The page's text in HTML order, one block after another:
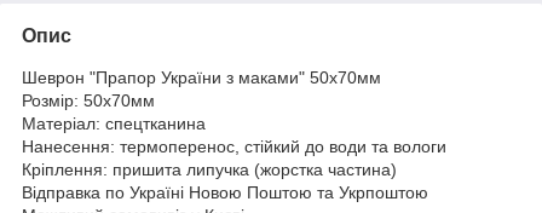
Опис
Шеврон "Прапор України з маками" 50х70мм
Розмір: 50х70мм
Матеріал: спецтканина
Нанесення: термоперенос, стійкий до води та вологи
Кріплення: пришита липучка (жорстка частина)
Відправка по Україні Новою Поштою та Укрпоштою